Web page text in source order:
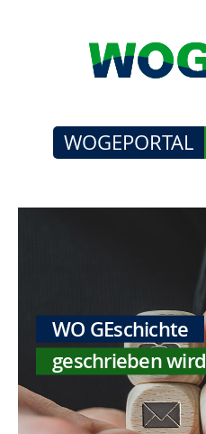
WOGEPORTAL
WO GEschichte
geschrieben wird